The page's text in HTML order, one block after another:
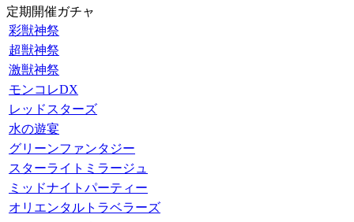
定期開催ガチャ
彩獣神祭
超獣神祭
激獣神祭
モンコレDX
レッドスターズ
水の遊宴
グリーンファンタジー
スターライトミラージュ
ミッドナイトパーティー
オリエンタルトラベラーズ